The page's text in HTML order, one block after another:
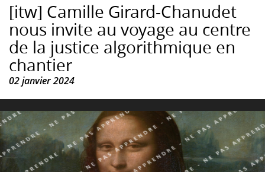
[itw] Camille Girard-Chanudet
nous invite au voyage au centre
de la justice algorithmique en
chantier
02 janvier 2024